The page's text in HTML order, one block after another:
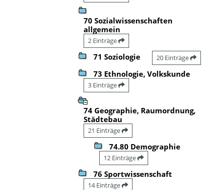
70 Sozialwissenschaften
allgemein
2 Einträge
71 Soziologie 20 Einträge
73 Ethnologie, Volkskunde
3 Einträge
74 Geographie, Raumordnung,
Städtebau
21 Einträge
74.80 Demographie
12 Einträge
76 Sportwissenschaft
14 Einträge